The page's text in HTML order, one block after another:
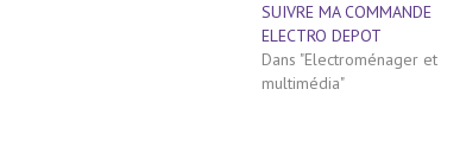
SUIVRE MA COMMANDE
ELECTRO DEPOT
Dans "Electroménager et
multimédia"